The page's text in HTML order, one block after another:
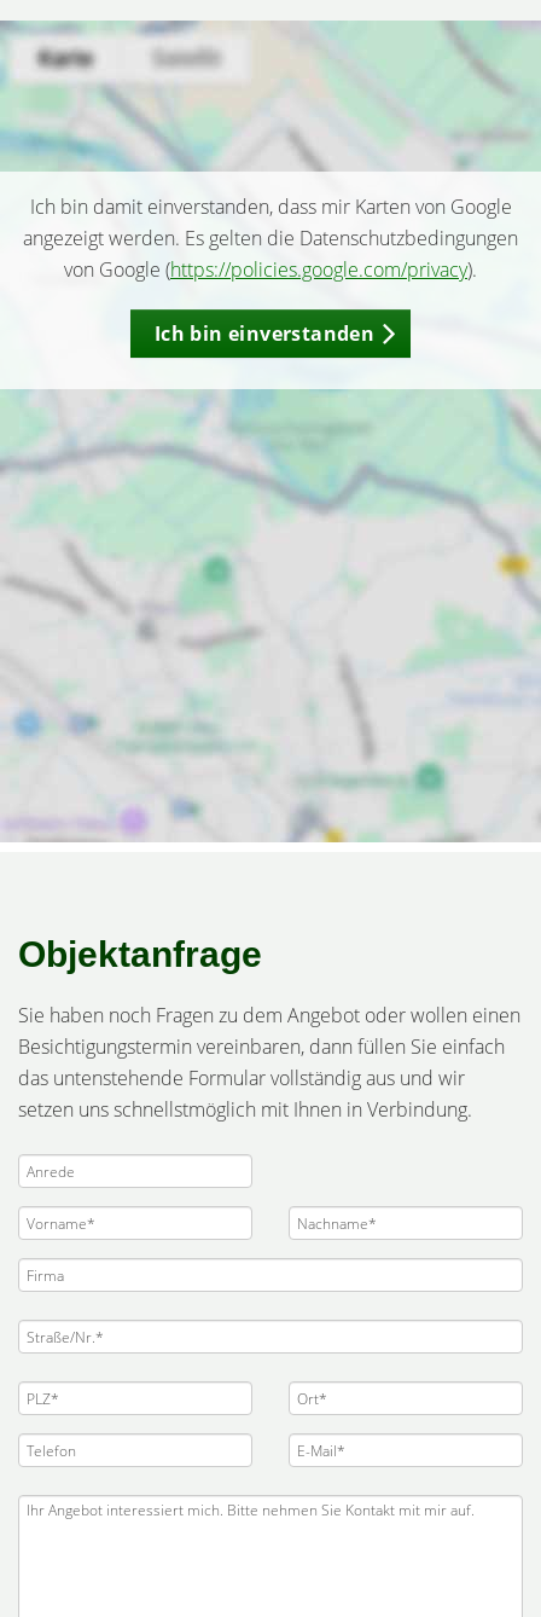
Ich bin damit einverstanden, dass mir Karten von Google
angezeigt werden. Es gelten die Datenschutzbedingungen
von Google (https://policies.google.com/privacy).
Ich bin einverstanden
Objektanfrage
Sie haben noch Fragen zu dem Angebot oder wollen einen
Besichtigungstermin vereinbaren, dann füllen Sie einfach
das untenstehende Formular vollständig aus und wir
setzen uns schnellstmöglich mit Ihnen in Verbindung.